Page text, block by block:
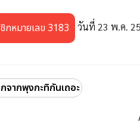
กหมายเลข 3183 วันที่ 23 พ.ค.
จากพุงกะทิกันเถอะ